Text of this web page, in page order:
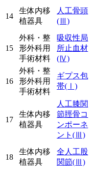
14
生体内移
植器具
人工骨頭
(Ⅲ)
15
外科・整
形外科用
手術材料
吸収性局
所止血材
(Ⅳ)
16
外科・整
形外科用
手術材料
ギプス包
帯(Ⅰ)
17
生体内移
植器具
人工膝関
節脛骨コ
ンポーネ
ント (Ⅲ)
18
生体内移
植器具
全人工股
関節(Ⅲ)